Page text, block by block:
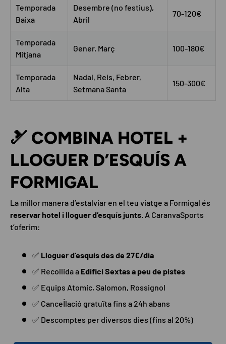
Temporada
Baixa
Desembre (no festius),
Abril
70-120€
Temporada
Mitjana
Gener, Març 100-180€
Temporada
Alta
Nadal, Reis, Febrer,
Setmana Santa
150-300€
🎿 COMBINA HOTEL +
LLOGUER D’ESQUÍS A
FORMIGAL
La millor manera d’estalviar en el teu viatge a Formigal és
reservar hotel i lloguer d’esquís junts . A CaranvaSports
t’oferim:
✅ Lloguer d’esquís des de 27€/dia
✅ Recollida a Edifici Sextas a peu de pistes
✅ Equips Atomic, Salomon, Rossignol
✅ Cancel·lació gratuïta fins a 24h abans
✅ Descomptes per diversos dies (fins al 20%)